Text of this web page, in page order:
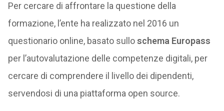
Per cercare di affrontare la questione della
formazione, l’ente ha realizzato nel 2016 un
questionario online, basato sulloschema Europass
per l’autovalutazione delle competenze digitali, per
cercare di comprendere il livello dei dipendenti,
servendosi di una piattaforma open source.